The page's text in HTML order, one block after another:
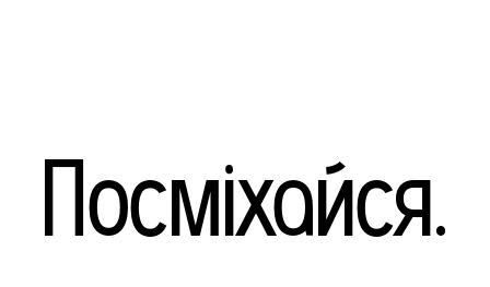
Посміхайся.